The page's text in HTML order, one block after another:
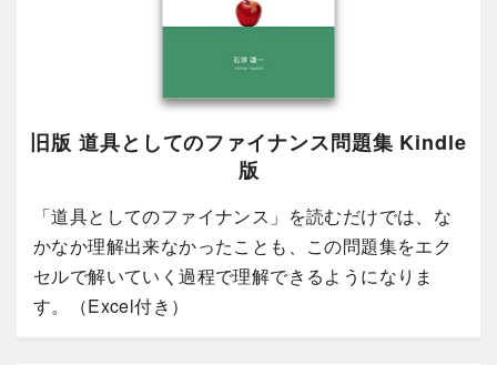
旧版 道具としてのファイナンス問題集 Kindle
版
「道具としてのファイナンス」を読むだけでは、な
かなか理解出来なかったことも、この問題集をエク
セルで解いていく過程で理解できるようになりま
す。（Excel付き）